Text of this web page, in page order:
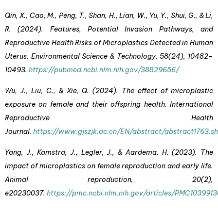
Qin, X., Cao, M., Peng, T., Shan, H., Lian, W., Yu, Y., Shui, G., & Li,
R. (2024). Features, Potential Invasion Pathways, and
Reproductive Health Risks of Microplastics Detected in Human
Uterus. Environmental Science & Technology, 58(24), 10482–
10493. https://pubmed.ncbi.nlm.nih.gov/38829656/
Wu, J., Liu, C., & Xie, Q. (2024). The effect of microplastic
exposure on female and their offspring health. International
Reproductive Health
Journal. https://www.gjszjk.ac.cn/EN/abstract/
Yang, J., Kamstra, J., Legler, J., & Aardema, H. (2023). The
impact of microplastics on female reproduction and early life.
Animal reproduction, 20(2),
e20230037. https://pmc.ncbi.nlm.nih.gov/articles/